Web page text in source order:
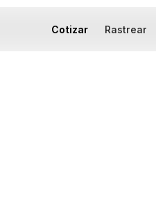
Cotizar Rastrear